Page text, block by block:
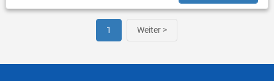
1 Weiter >